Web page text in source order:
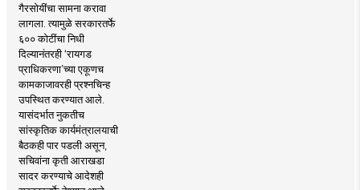
गैरसोयींचा सामना करावा
लागला. त्यामुळे सरकारतर्फे
६०० कोटींचा निधी
दिल्यानंतरही ‘रायगड
प्राधिकरणा’च्या एकूणच
कामकाजावरही प्रश्नचिन्ह
उपस्थित करण्यात आले.
यासंदर्भात नुकतीच
सांस्कृतिक कार्यमंत्रालयाची
बैठकही पार पडली असून,
सचिवांना कृती आराखडा
सादर करण्याचे आदेशही